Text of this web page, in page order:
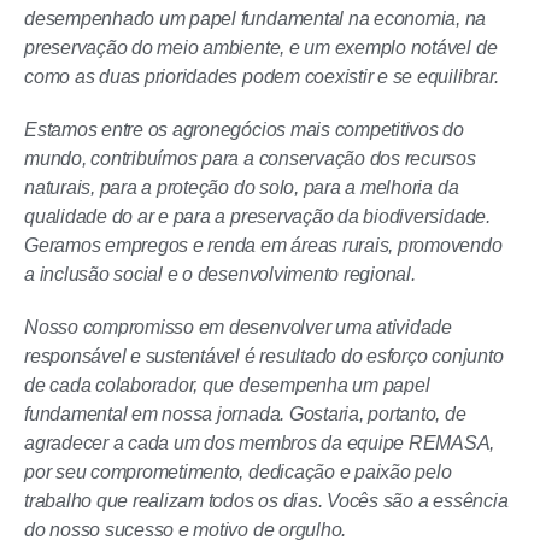
desempenhado um papel fundamental na economia, na
preservação do meio ambiente, e um exemplo notável de
como as duas prioridades podem coexistir e se equilibrar.
Estamos entre os agronegócios mais competitivos do
mundo, contribuímos para a conservação dos recursos
naturais, para a proteção do solo, para a melhoria da
qualidade do ar e para a preservação da biodiversidade.
Geramos empregos e renda em áreas rurais, promovendo
a inclusão social e o desenvolvimento regional.
Nosso compromisso em desenvolver uma atividade
responsável e sustentável é resultado do esforço conjunto
de cada colaborador, que desempenha um papel
fundamental em nossa jornada. Gostaria, portanto, de
agradecer a cada um dos membros da equipe REMASA,
por seu comprometimento, dedicação e paixão pelo
trabalho que realizam todos os dias. Vocês são a essência
do nosso sucesso e motivo de orgulho.